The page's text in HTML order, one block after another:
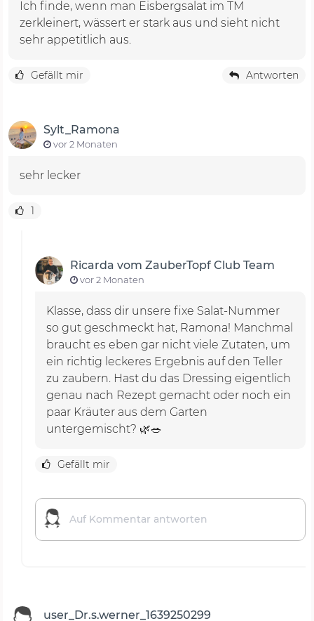
Ich finde, wenn man Eisbergsalat im TM
zerkleinert, wässert er stark aus und sieht nicht
sehr appetitlich aus.
Gefällt mir Antworten
Sylt_Ramona
vor 2 Monaten
sehr lecker
1
Ricarda vom ZauberTopf Club Team
vor 2 Monaten
Klasse, dass dir unsere fixe Salat-Nummer
so gut geschmeckt hat, Ramona! Manchmal
braucht es eben gar nicht viele Zutaten, um
ein richtig leckeres Ergebnis auf den Teller
zu zaubern. Hast du das Dressing eigentlich
genau nach Rezept gemacht oder noch ein
paar Kräuter aus dem Garten
untergemischt? 🌿🥗
Gefällt mir
user_Dr.s.werner_1639250299